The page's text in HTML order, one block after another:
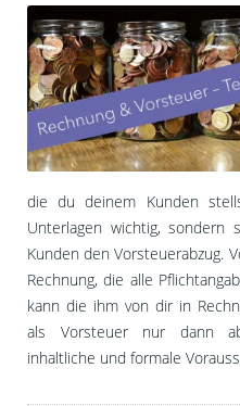
die du deinem Kunden
Unterlagen wichtig, sondern
Kunden den Vorsteuerabzug.
Rechnung, die alle
kann die ihm von dir in
als Vorsteuer nur dann
inhaltliche und formale